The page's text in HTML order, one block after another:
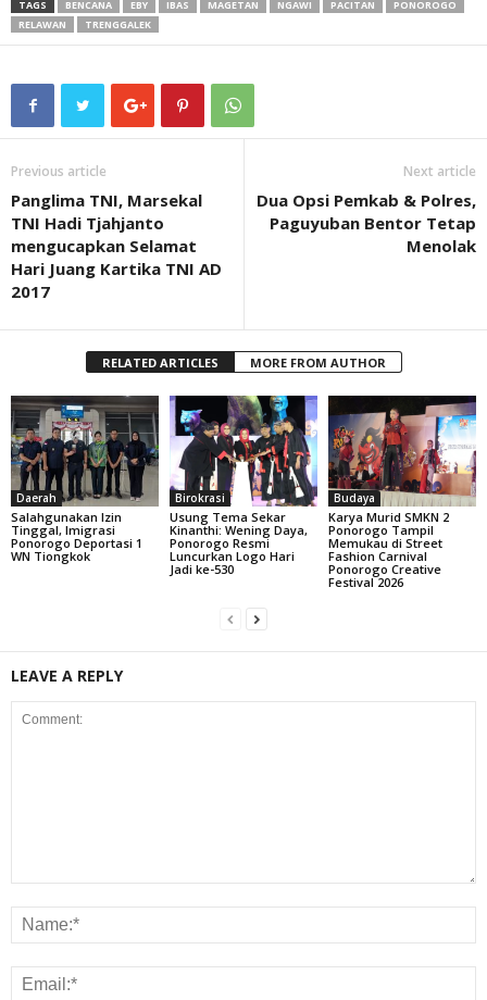
TAGS BENCANA EBY IBAS MAGETAN NGAWI PACITAN
PONOROGO
RELAWAN
TRENGGALEK
Previous article
Panglima TNI, Marsekal
TNI Hadi Tjahjanto
mengucapkan Selamat
Hari Juang Kartika TNI AD
2017
Next article
Dua Opsi Pemkab & Polres,
Paguyuban Bentor Tetap
Menolak
RELATED ARTICLES MORE FROM AUTHOR
Daerah
Salahgunakan Izin
Tinggal, Imigrasi
Ponorogo Deportasi 1
WN Tiongkok
Birokrasi
Usung Tema Sekar
Kinanthi: Wening Daya,
Ponorogo Resmi
Luncurkan Logo Hari
Jadi ke-530
Budaya
Karya Murid SMKN 2
Ponorogo Tampil
Memukau di Street
Fashion Carnival
Ponorogo Creative
Festival 2026
LEAVE A REPLY